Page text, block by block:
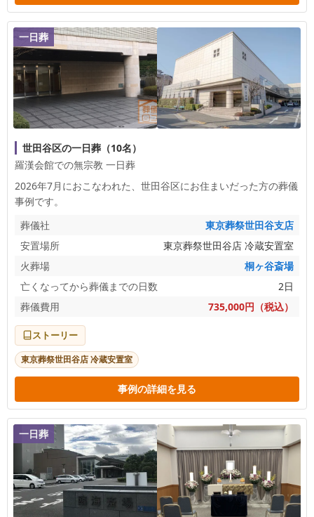
一日葬
世田谷区の一日葬（10名）
羅漢会館での無宗教 一日葬
2026年7月におこなわれた、 世田谷区にお住まいだった方の葬儀
事例です。
葬儀社
東京葬祭世田谷支店
安置場所
東京葬祭世田谷店 冷蔵安置室
火葬場
桐ヶ谷斎場
亡くなってから葬儀までの日数
2日
葬儀費用
735,000円（税込）
ストーリー
東京葬祭世田谷店 冷蔵安置室
事例の詳細を見る
一日葬